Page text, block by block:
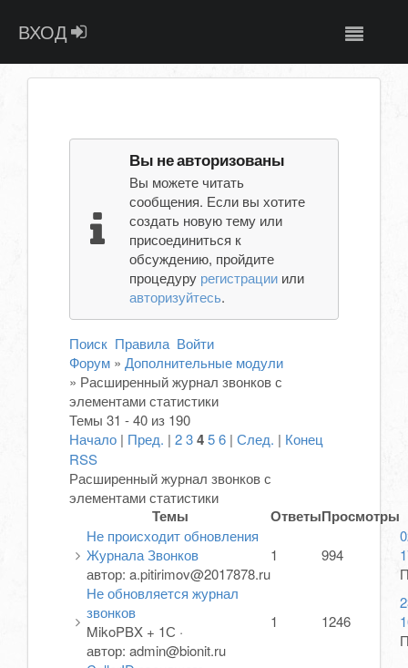
ВХОД
Вы не авторизованы
Вы можете читать
сообщения. Если вы хотите
создать новую тему или
присоединиться к
обсуждению, пройдите
процедуру регистрацииили
авторизуйтесь.
Поиск Правила Войти
Форум » Дополнительные модули
» Расширенный журнал звонков с
элементами статистики
Темы 31 - 40 из 190
Начало | Пред. | 23456 | След. | Конец
RSS
Расширенный журнал звонков с
элементами статистики
Темы ОтветыПросмотры
Не происходит обновления
Журнала Звонков
автор: a.pitirimov@2017878.ru
1 994
Не обновляется журнал
звонков
MikoPBX + 1С ·
автор: admin@bionit.ru
1 1246